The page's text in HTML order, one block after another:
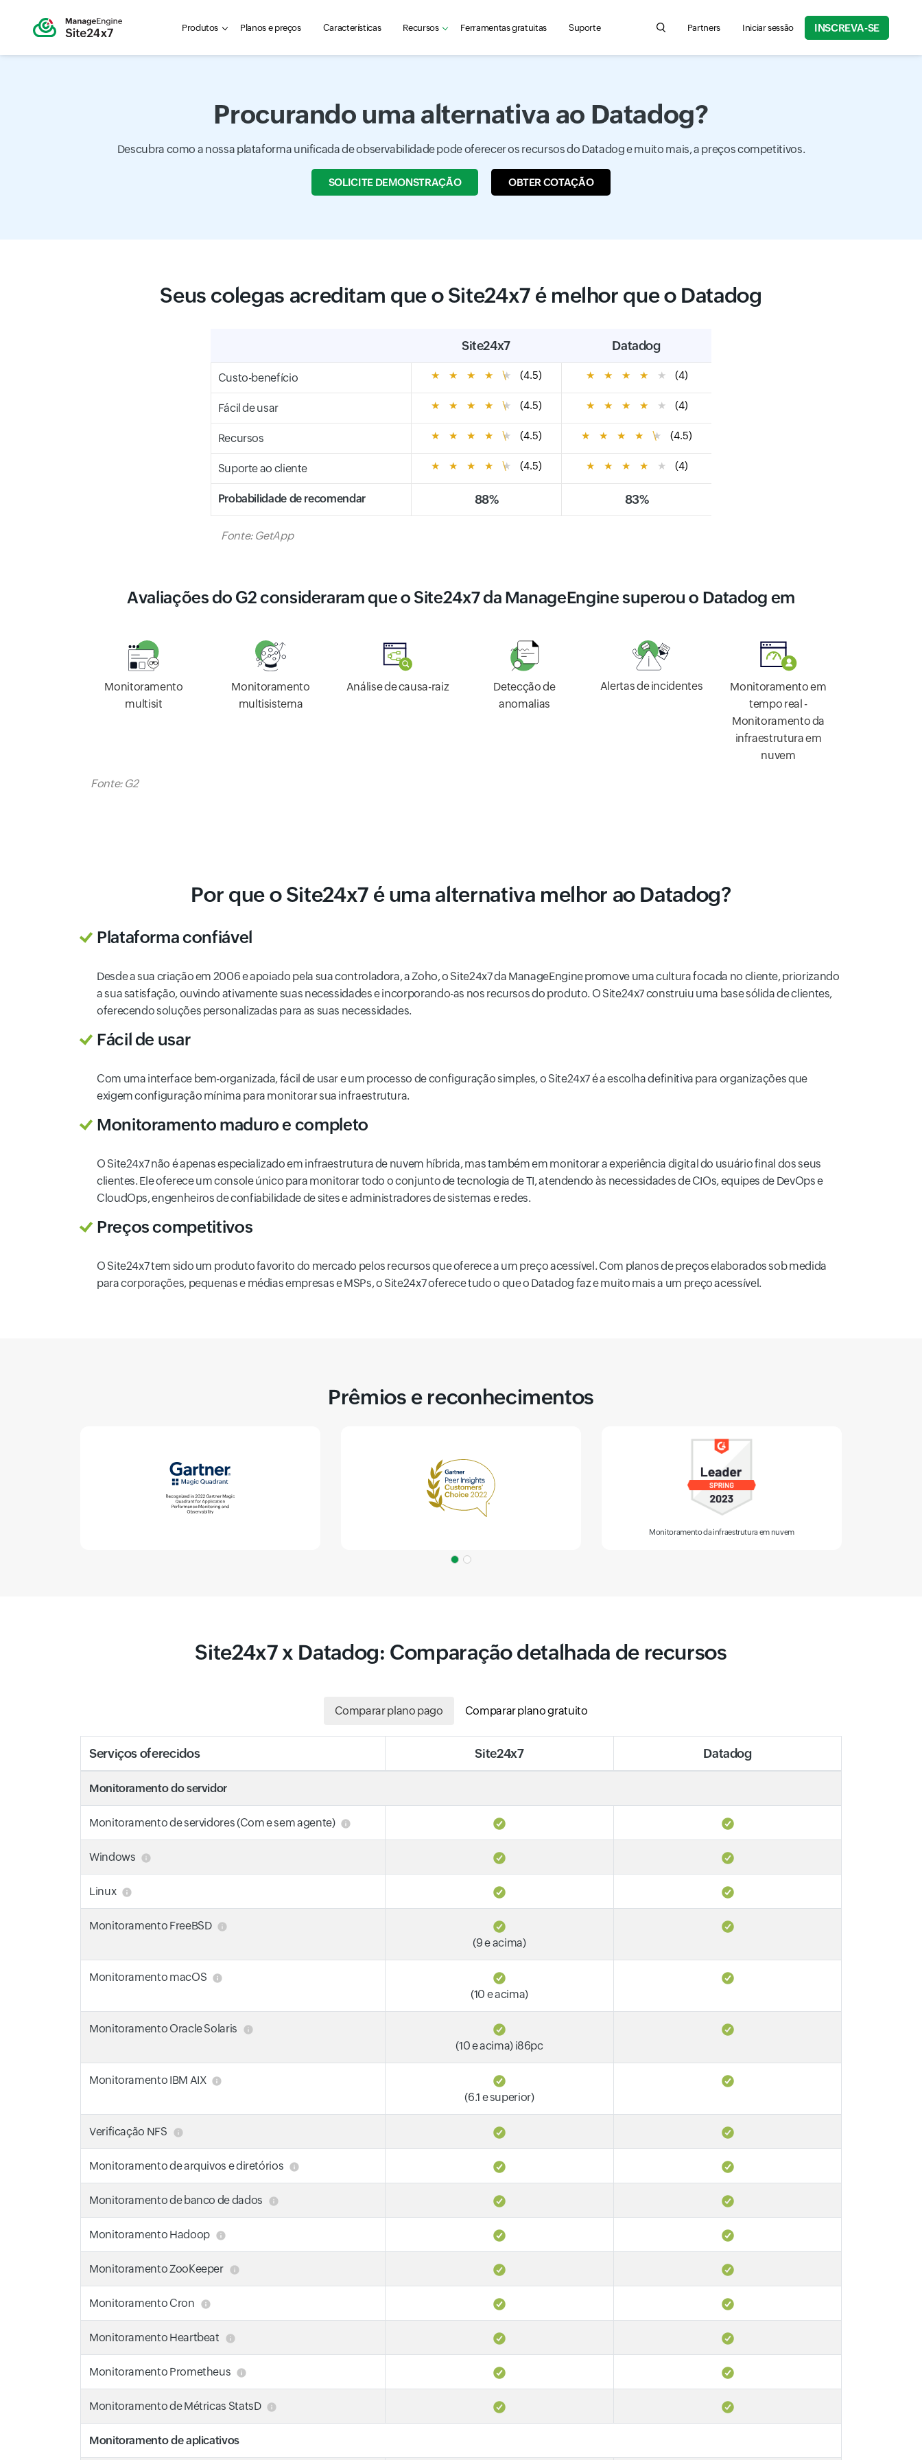
Produtos Planos e preços Características Recursos Ferramentas gratuitas Suporte Search for product information, help articles, and
Partners Iniciar sessão INSCREVA-SE
Procurando uma alternativa ao Datadog?
Descubra como a nossa plataforma unificada de observabilidade pode oferecer os recursos do Datadog e muito mais, a preços competitivos.
SOLICITE DEMONSTRAÇÃO OBTER COTAÇÃO
Seus colegas acreditam que o Site24x7 é melhor que o Datadog
Site24x7 Datadog
Custo-benefício ★ ★ ★ ★ ★ (4.5) ★ ★ ★ ★ ★ (4)
Fácil de usar ★ ★ ★ ★ ★ (4.5) ★ ★ ★ ★ ★ (4)
Recursos ★ ★ ★ ★ ★ (4.5) ★ ★ ★ ★ ★ (4.5)
Suporte ao cliente ★ ★ ★ ★ ★ (4.5) ★ ★ ★ ★ ★ (4)
Probabilidade de recomendar 88% 83%
Fonte: GetApp
Avaliações do G2 consideraram que o Site24x7 da ManageEngine superou o Datadog em
Monitoramento
multisit
Monitoramento
multisistema
Análise de causa-raiz
Detecção de
anomalias
Alertas de incidentes
Monitoramento em
tempo real -
Monitoramento da
infraestrutura em
nuvem
Fonte: G2
Por que o Site24x7 é uma alternativa melhor ao Datadog?
Plataforma confiável
Desde a sua criação em 2006 e apoiado pela sua controladora, a Zoho, o Site24x7 da ManageEngine promove uma cultura focada no cliente, priorizando
a sua satisfação, ouvindo ativamente suas necessidades e incorporando-as nos recursos do produto. O Site24x7 construiu uma base sólida de clientes,
oferecendo soluções personalizadas para as suas necessidades.
Fácil de usar
Com uma interface bem-organizada, fácil de usar e um processo de configuração simples, o Site24x7 é a escolha definitiva para organizações que
exigem configuração mínima para monitorar sua infraestrutura.
Monitoramento maduro e completo
O Site24x7 não é apenas especializado em infraestrutura de nuvem híbrida, mas também em monitorar a experiência digital do usuário final dos seus
clientes. Ele oferece um console único para monitorar todo o conjunto de tecnologia de TI, atendendo às necessidades de CIOs, equipes de DevOps e
CloudOps, engenheiros de confiabilidade de sites e administradores de sistemas e redes.
Preços competitivos
O Site24x7 tem sido um produto favorito do mercado pelos recursos que oferece a um preço acessível. Com planos de preços elaborados sob medida
para corporações, pequenas e médias empresas e MSPs, o Site24x7 oferece tudo o que o Datadog faz e muito mais a um preço acessível.
Prêmios e reconhecimentos
Análise de log
Site24x7 x Datadog: Comparação detalhada de recursos
Comparar plano pago Comparar plano gratuito
Serviços oferecidos Site24x7 Datadog
Monitoramento do servidor
Monitoramento de servidores (Com e sem agente)
Windows
Linux
Monitoramento FreeBSD
(9 e acima)
Monitoramento macOS
(10 e acima)
Monitoramento Oracle Solaris
(10 e acima) i86pc
Monitoramento IBM AIX
(6.1 e superior)
Verificação NFS
Monitoramento de arquivos e diretórios
Monitoramento de banco de dados
Monitoramento Hadoop
Monitoramento ZooKeeper
Monitoramento Cron
Monitoramento Heartbeat
Monitoramento Prometheus
Monitoramento de Métricas StatsD
Monitoramento de aplicativos